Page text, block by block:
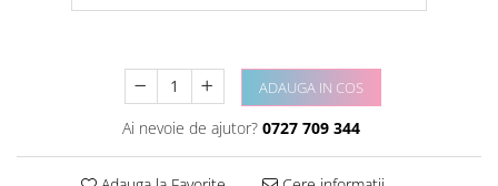
ADAUGA IN COS
Ai nevoie de ajutor? 0727 709 344